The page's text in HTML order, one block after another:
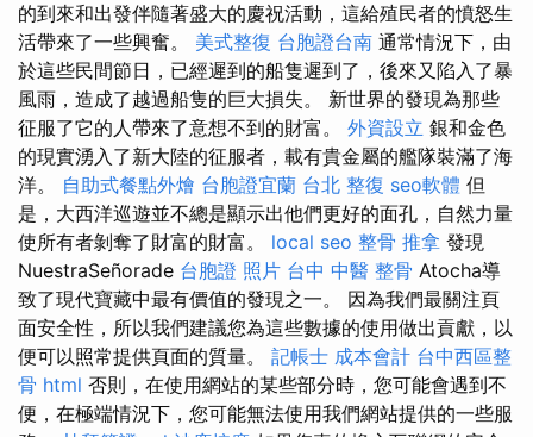
的到來和出發伴隨著盛大的慶祝活動，這給殖民者的憤怒生
活帶來了一些興奮。 美式整復 台胞證台南 通常情況下，由
於這些民間節日，已經遲到的船隻遲到了，後來又陷入了暴
風雨，造成了越過船隻的巨大損失。 新世界的發現為那些
征服了它的人帶來了意想不到的財富。 外資設立 銀和金色
的現實湧入了新大陸的征服者，載有貴金屬的艦隊裝滿了海
洋。 自助式餐點外燴 台胞證宜蘭 台北 整復 seo軟體 但
是，大西洋巡遊並不總是顯示出他們更好的面孔，自然力量
使所有者剝奪了財富的財富。 local seo 整骨 推拿 發現
NuestraSeñorade 台胞證 照片 台中 中醫 整骨 Atocha導
致了現代寶藏中最有價值的發現之一。 因為我們最關注頁
面安全性，所以我們建議您為這些數據的使用做出貢獻，以
便可以照常提供頁面的質量。 記帳士 成本會計 台中西區整
骨 html 否則，在使用網站的某些部分時，您可能會遇到不
便，在極端情況下，您可能無法使用我們網站提供的一些服